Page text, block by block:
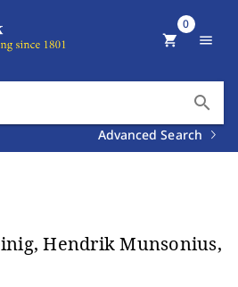
search
Advanced Search
shopping_cart
0
menu
Hendrik Munsonius,